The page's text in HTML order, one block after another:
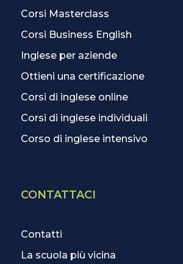
Corsi Masterclass
Corsi Business English
Inglese per aziende
Ottieni una certificazione
Corsi di inglese online
Corsi di inglese individuali
Corso di inglese intensivo
CONTATTACI
Contatti
La scuola più vicina